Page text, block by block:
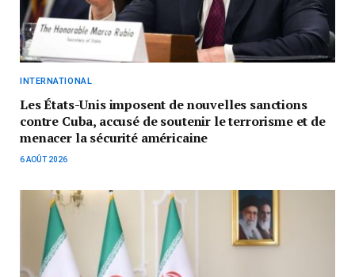
INTERNATIONAL
Les États-Unis imposent de nouvelles sanctions
contre Cuba, accusé de soutenir le terrorisme et de
menacer la sécurité américaine
6 AOÛT 2026